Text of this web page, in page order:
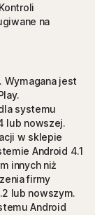
na
Wymagana jest
systemu
lub nowszej.
w sklepie
Android 4.1
innych niż
firmy
lub nowszym.
Android